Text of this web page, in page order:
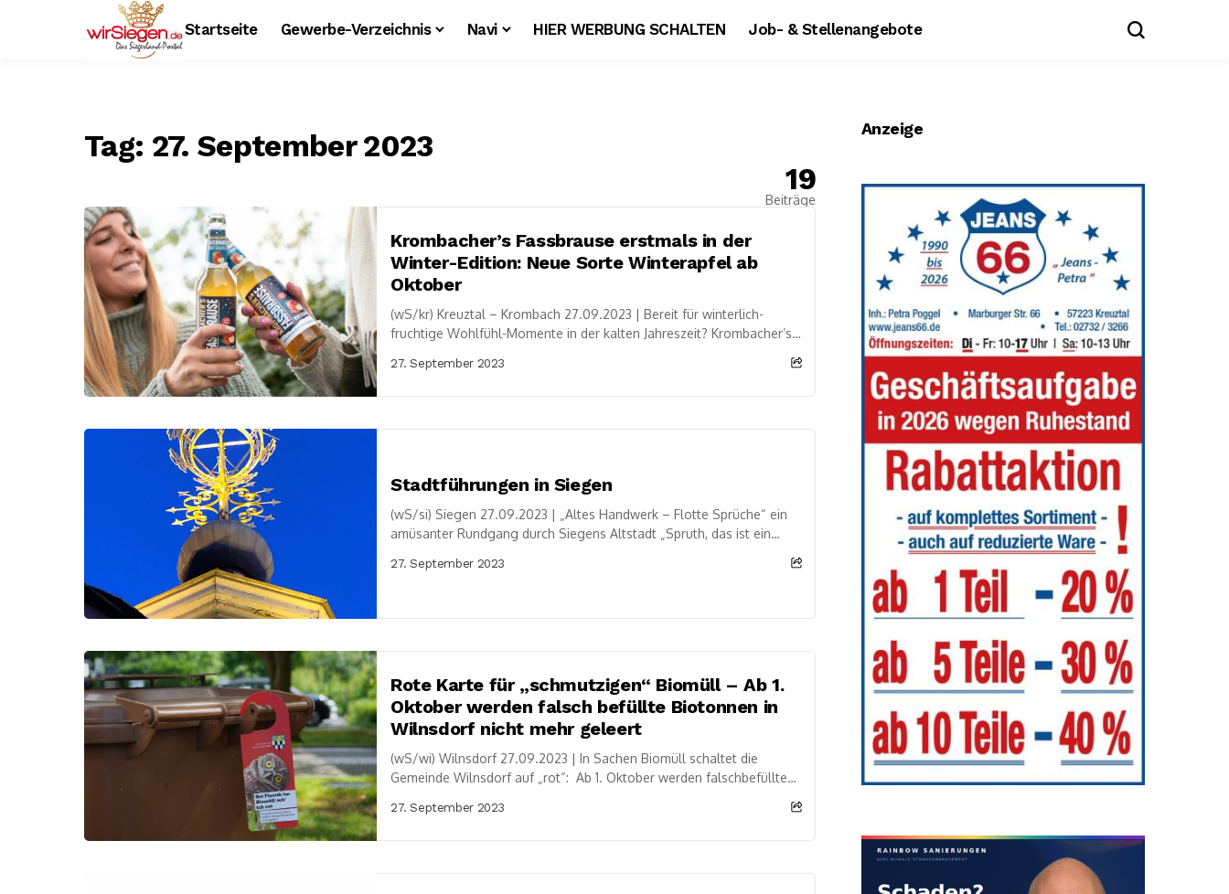
Startseite Gewerbe-Verzeichnis Navi HIER WERBUNG SCHALTEN Job- & Stellenangebote
Tag: 27. September 2023
19
Beiträge
Krombacher’s Fassbrause erstmals in der
Winter-Edition: Neue Sorte Winterapfel ab
Oktober
(wS/kr) Kreuztal – Krombach 27.09.2023 | Bereit für winterlich-
fruchtige Wohlfühl-Momente in der kalten Jahreszeit? Krombacher’s
27. September 2023
Stadtführungen in Siegen
(wS/si) Siegen 27.09.2023 | „Altes Handwerk – Flotte Sprüche“ ein
amüsanter Rundgang durch Siegens Altstadt „Spruth, das ist ein
27. September 2023
Rote Karte für „schmutzigen“ Biomüll – Ab 1.
Oktober werden falsch befüllte Biotonnen in
Wilnsdorf nicht mehr geleert
(wS/wi) Wilnsdorf 27.09.2023 | In Sachen Biomüll schaltet die
Gemeinde Wilnsdorf auf „rot“: Ab 1. Oktober werden falschbefüllte
27. September 2023
Anzeige